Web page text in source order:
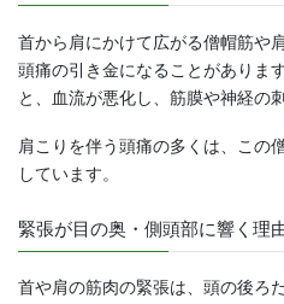
首から肩にかけて広がる僧帽筋や
頭痛の引き金になることがありま
と、血流が悪化し、筋膜や神経の
肩こりを伴う頭痛の多くは、この
しています。
緊張が目の奥・側頭部に響く理
首や肩の筋肉の緊張は、頭の後ろ